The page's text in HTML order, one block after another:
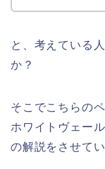
と、考えている
か？
そこでこちらの
ホワイトヴェー
の解説をさせて